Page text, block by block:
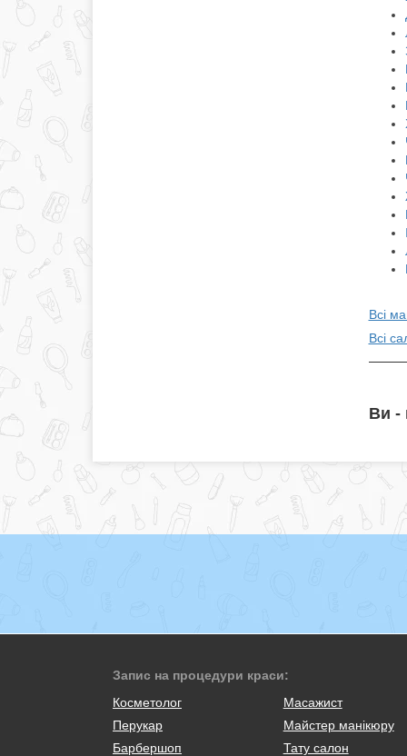
Всі
Всі
Ви -
Запис на процедури краси:
Косметолог
Масажист
Перукар
Майстер манікюру
Барбершоп
Тату салон